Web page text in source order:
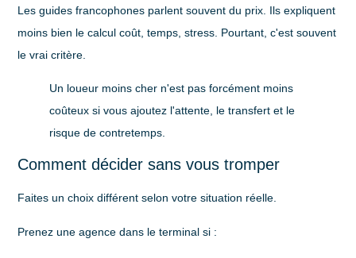
Les guides francophones parlent souvent du prix. Ils expliquent
moins bien le calculcoût, temps, stress . Pourtant, c'est souvent
le vrai critère.
Un loueur moins cher n'est pas forcément moins
coûteux si vous ajoutez l'attente, le transfert et le
risque de contretemps.
Comment décider sans vous tromper
Faites un choix différent selon votre situation réelle.
Prenez une agence dans le terminal si :